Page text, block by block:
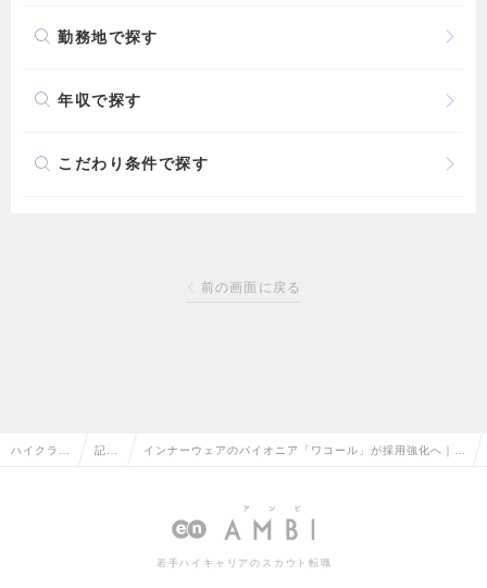
勤務地で探す
年収で探す
こだわり条件で探す
前の画面に戻る
ハイクラス 記事 インナーウェアのパイオニア「ワコール」が採用強化へ｜事
若手ハイキャリアのスカウト転職